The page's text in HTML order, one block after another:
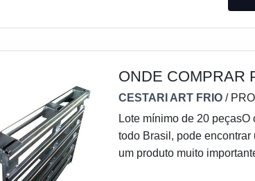
ONDE COMPRAR
CESTARI ART FRIO /
Lote mínimo de 20
todo Brasil, pode
um produto muito